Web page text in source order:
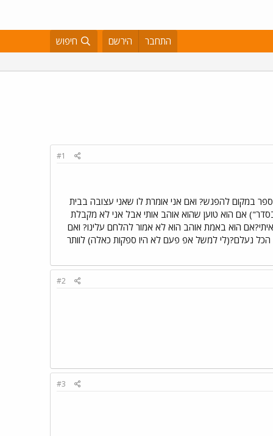
התחבר הירשם חיפוש
#1
במקום להפגש? ואם אני אומרת לו שאני עצובה בבית
אם הוא טוען שהוא אוהב אותי אבל אני לא מקבלת
הוא באמת אוהב הוא לא אמור להלחם עלינו? ואם
הכל נעלם?(לי למשל אפ פעם לא היו ספקות כאלה) לוותר
#2
#3